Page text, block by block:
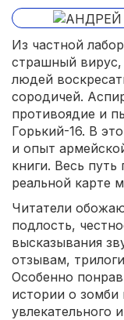
Из частной
страшный
людей
сородичей.
противоядие и
Горький-16. В
и опыт
книги. Весь
реальной карте
Читатели
подлость,
высказывания
отзывам,
Особенно
истории о зомби
увлекательного